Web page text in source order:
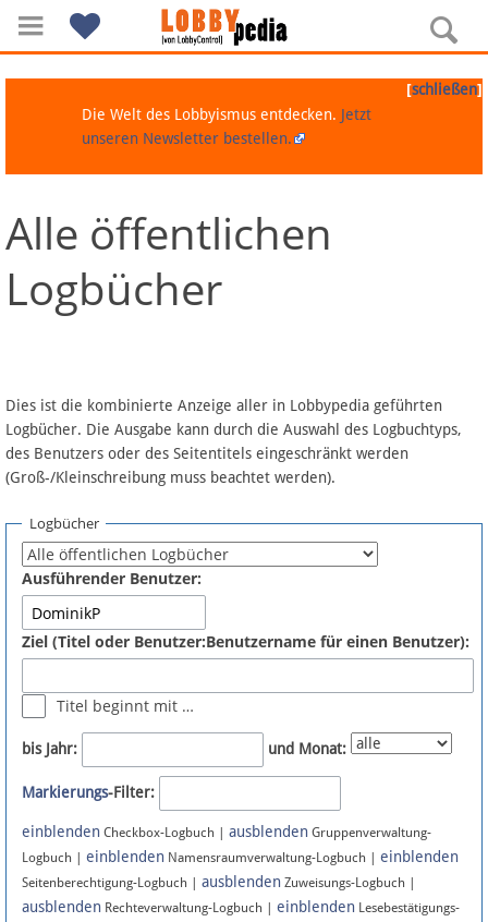
Navigation
Über Lobbypedia
Artikel nach Kategorien
FAQ
Fördermitglied werden
Fehler melden
Newsletter
Bluesky
Facebook
Instagram
[schließen]
Die Welt des Lobbyismus entdecken. Jetzt
unseren Newsletter bestellen.
Alle öffentlichen
Logbücher
Dies ist die kombinierte Anzeige aller in Lobbypedia geführten
Logbücher. Die Ausgabe kann durch die Auswahl des Logbuchtyps,
des Benutzers oder des Seitentitels eingeschränkt werden
(Groß-/Kleinschreibung muss beachtet werden).
Logbücher
Ausführender Benutzer:
Ziel (Titel oder Benutzer:Benutzername für einen Benutzer):
Titel beginnt mit …
bis Jahr: und Monat:
Markierungs-Filter:
einblenden Checkbox-Logbuch | ausblenden Gruppenverwaltung-
Logbuch | einblenden Namensraumverwaltung-Logbuch | einblenden
Seitenberechtigung-Logbuch | ausblenden Zuweisungs-Logbuch |
ausblenden Rechteverwaltung-Logbuch | einblenden Lesebestätigungs-